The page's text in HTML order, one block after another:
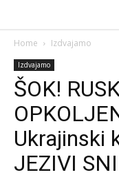
Home Izdvajamo
Izdvajamo
ŠOK!
Ukrajinski
JEZIVI